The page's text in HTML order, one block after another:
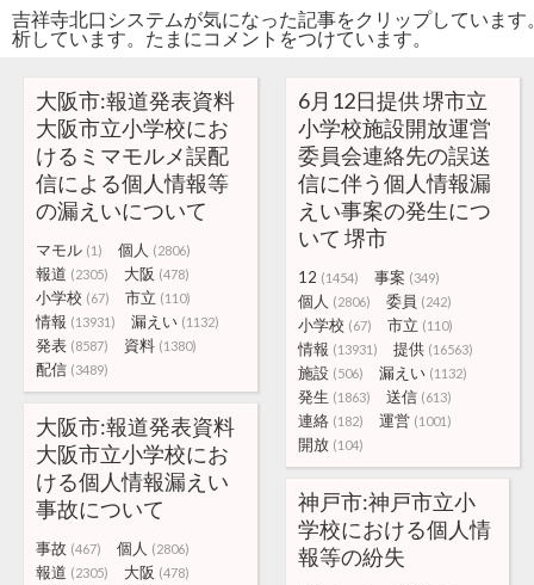
吉祥寺北口システムが気になった記事をクリップしていま
析しています。たまにコメントをつけています。
大阪市:報道発表資料
大阪市立小学校にお
けるミマモルメ誤配
信による個人情報等
の漏えいについて
マモル (1) 個人 (2806)
報道 (2305) 大阪 (478)
小学校 (67) 市立 (110)
情報 (13931) 漏えい (1132)
発表 (8587) 資料 (1380)
配信 (3489)
6月12日提供 堺市立
小学校施設開放運営
委員会連絡先の誤送
信に伴う個人情報漏
えい事案の発生につ
いて 堺市
12 (1454) 事案 (349)
個人 (2806) 委員 (242)
小学校 (67) 市立 (110)
情報 (13931) 提供 (16563)
施設 (506) 漏えい (1132)
発生 (1863) 送信 (613)
連絡 (182) 運営 (1001)
開放 (104)
大阪市:報道発表資料
大阪市立小学校にお
ける個人情報漏えい
事故について
事故 (467) 個人 (2806)
報道 (2305) 大阪 (478)
神戸市:神戸市立小
学校における個人情
報等の紛失